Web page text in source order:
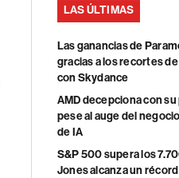
LAS ÚLTIMAS
Las ganancias de
gracias a los recortes
con Skydance
AMD decepciona con
pese al auge del
de IA
S&P 500 supera los
Jones alcanza un